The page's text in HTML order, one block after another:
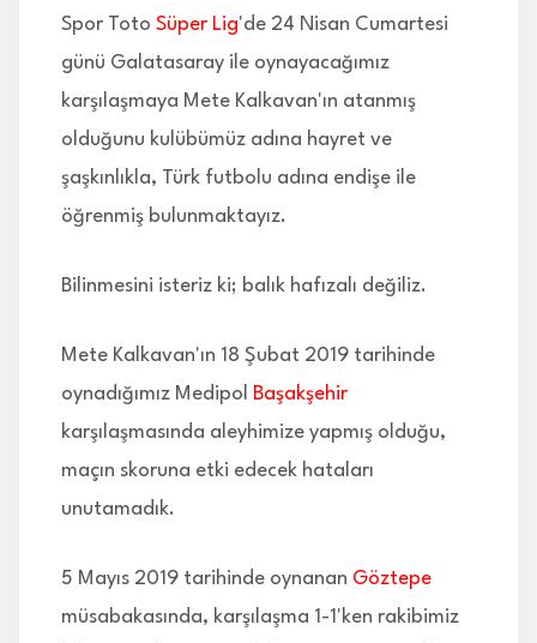
Spor Toto Süper Lig'de 24 Nisan Cumartesi
günü Galatasaray ile oynayacağımız
karşılaşmaya Mete Kalkavan'ın atanmış
olduğunu kulübümüz adına hayret ve
şaşkınlıkla, Türk futbolu adına endişe ile
öğrenmiş bulunmaktayız.
Bilinmesini isteriz ki; balık hafızalı değiliz.
Mete Kalkavan'ın 18 Şubat 2019 tarihinde
oynadığımız Medipol
Başakşehir
karşılaşmasında aleyhimize yapmış olduğu,
maçın skoruna etki edecek hataları
unutamadık.
5 Mayıs 2019 tarihinde oynanan Göztepe
müsabakasında, karşılaşma 1-1'ken rakibimiz